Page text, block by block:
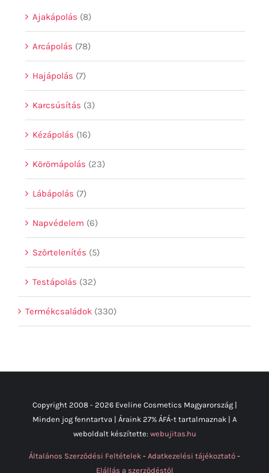
Ajakápolás (8)
Arcápolás (78)
Hajápolás (7)
Karcsúsítás (3)
Kézápolás (16)
Körömápolás (23)
Lábápolás (7)
Napvédelem (6)
Szőrtelenítés (5)
Testápolás (32)
Termékcsaládok (330)
Copyright 2008 - 2026 Eveline Cosmetics Magyarország |
Minden jog fenntartva | Áraink 27% ÁFÁ-t tartalmaznak | A
weboldalt készítette: webujitas.hu
Általános Szerződési Feltételek - Adatkezelési tájékoztató -
Elállás a szerződéstől